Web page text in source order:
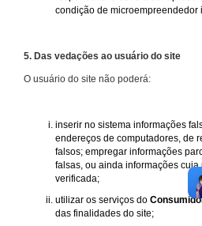
condição de microempreendedor
5. Das vedações ao usuário do site
O usuário do site não poderá:
inserir no sistema informações
endereços de computadores, de
falsos; empregar informações
falsas, ou ainda informações
verificada;
utilizar os serviços do
das finalidades do site;